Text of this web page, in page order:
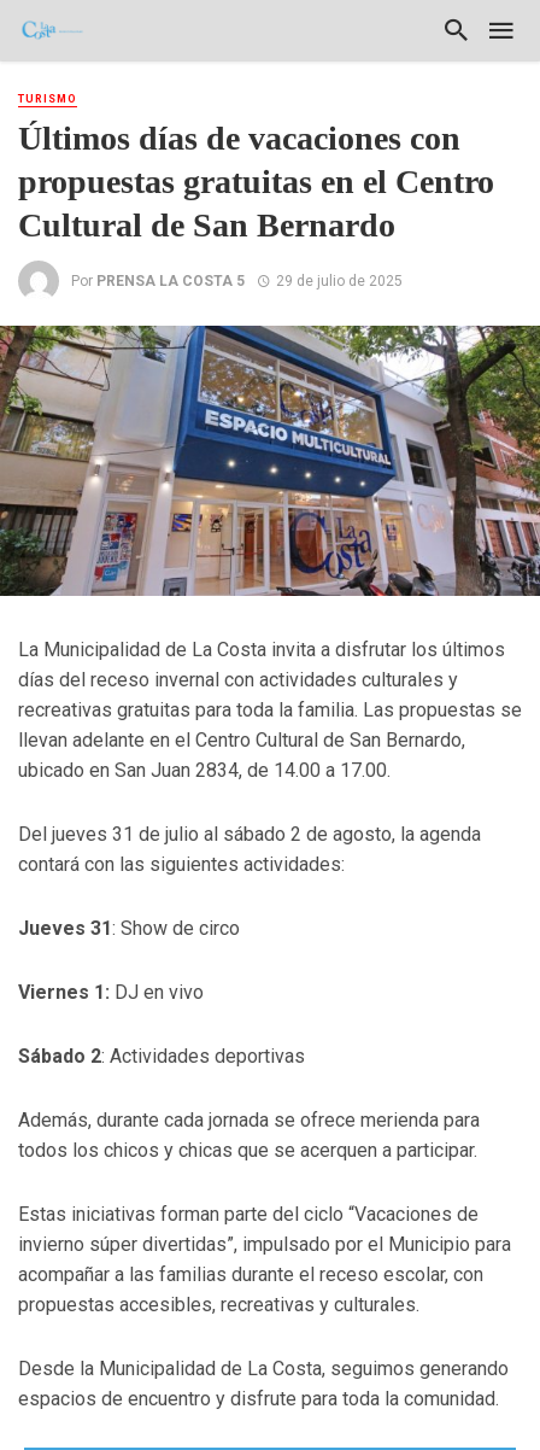
TURISMO
Últimos días de vacaciones con
propuestas gratuitas en el Centro
Cultural de San Bernardo
Por PRENSA LA COSTA 5 29 de julio de 2025
La Municipalidad de La Costa invita a disfrutar los últimos
días del receso invernal con actividades culturales y
recreativas gratuitas para toda la familia. Las propuestas se
llevan adelante en el Centro Cultural de San Bernardo,
ubicado en San Juan 2834, de 14.00 a 17.00.
Del jueves 31 de julio al sábado 2 de agosto, la agenda
contará con las siguientes actividades:
Jueves 31: Show de circo
Viernes 1: DJ en vivo
Sábado 2: Actividades deportivas
Además, durante cada jornada se ofrece merienda para
todos los chicos y chicas que se acerquen a participar.
Estas iniciativas forman parte del ciclo “Vacaciones de
invierno súper divertidas”, impulsado por el Municipio para
acompañar a las familias durante el receso escolar, con
propuestas accesibles, recreativas y culturales.
Desde la Municipalidad de La Costa, seguimos generando
espacios de encuentro y disfrute para toda la comunidad.